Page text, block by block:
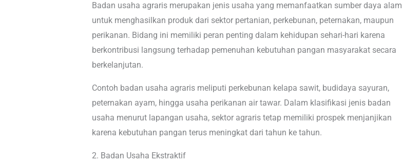
Badan usaha agraris merupakan jenis usaha yang memanfaatkan sumber daya alam
untuk menghasilkan produk dari sektor pertanian, perkebunan, peternakan, maupun
perikanan. Bidang ini memiliki peran penting dalam kehidupan sehari-hari karena
berkontribusi langsung terhadap pemenuhan kebutuhan pangan masyarakat secara
berkelanjutan.
Contoh badan usaha agraris meliputi perkebunan kelapa sawit, budidaya sayuran,
peternakan ayam, hingga usaha perikanan air tawar. Dalam klasifikasi jenis badan
usaha menurut lapangan usaha, sektor agraris tetap memiliki prospek menjanjikan
karena kebutuhan pangan terus meningkat dari tahun ke tahun.
2. Badan Usaha Ekstraktif